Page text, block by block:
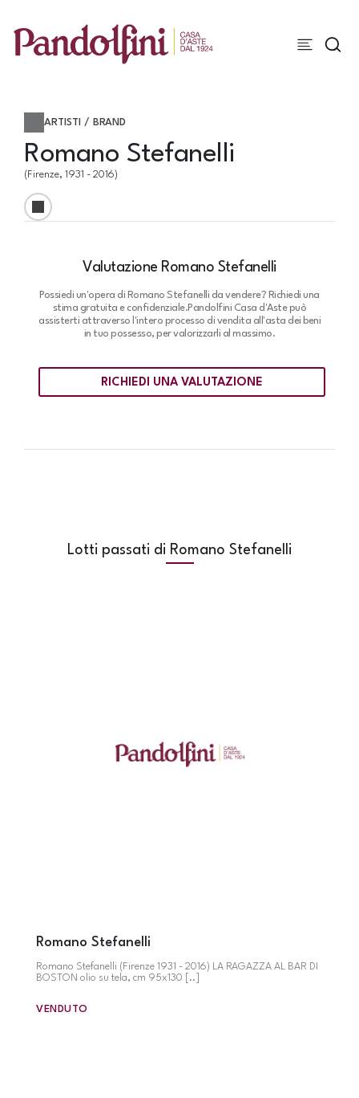
ARTISTI / BRAND
Romano Stefanelli
(Firenze, 1931 - 2016)
Valutazione Romano Stefanelli
Possiedi un'opera di Romano Stefanelli da vendere? Richiedi una
stima gratuita e confidenziale.Pandolfini Casa d'Aste può
assisterti attraverso l'intero processo di vendita all'asta dei beni
in tuo possesso, per valorizzarli al massimo.
RICHIEDI UNA VALUTAZIONE
Lotti passati di Romano Stefanelli
Romano Stefanelli
Romano Stefanelli (Firenze 1931 - 2016) LA RAGAZZA AL BAR DI
BOSTON olio su tela, cm 95x130 [..]
VENDUTO